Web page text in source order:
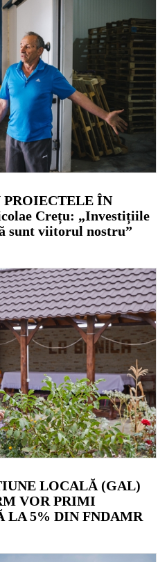
PROIECTELE ÎN
Crețu: „Investițiile
sunt viitorul nostru”
LOCALĂ (GAL)
VOR PRIMI
LA 5% DIN FNDAMR